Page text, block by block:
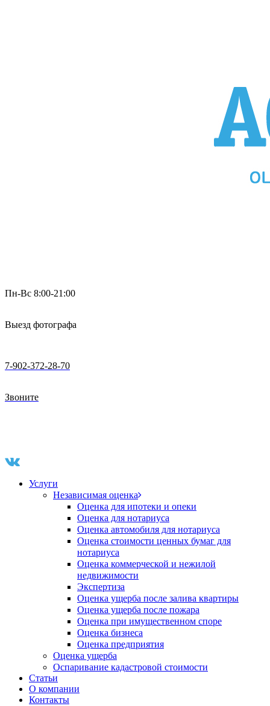
Пн-Вс 8:00-21:00
Выезд фотографа
7-902-372-28-70
Звоните
Услуги
Независимая оценка
Оценка для ипотеки и опеки
Оценка для нотариуса
Оценка автомобиля для нотариуса
Оценка стоимости ценных бумаг для
нотариуса
Оценка коммерческой и нежилой
недвижимости
Экспертиза
Оценка ущерба после залива квартиры
Оценка ущерба после пожара
Оценка при имущественном споре
Оценка бизнеса
Оценка предприятия
Оценка ущерба
Оспаривание кадастровой стоимости
Статьи
О компании
Контакты